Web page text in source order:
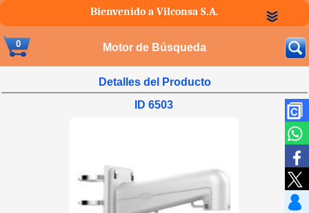
Bienvenido a Vilconsa S.A.
0 Motor de Búsqueda
Detalles del Producto
ID 6503